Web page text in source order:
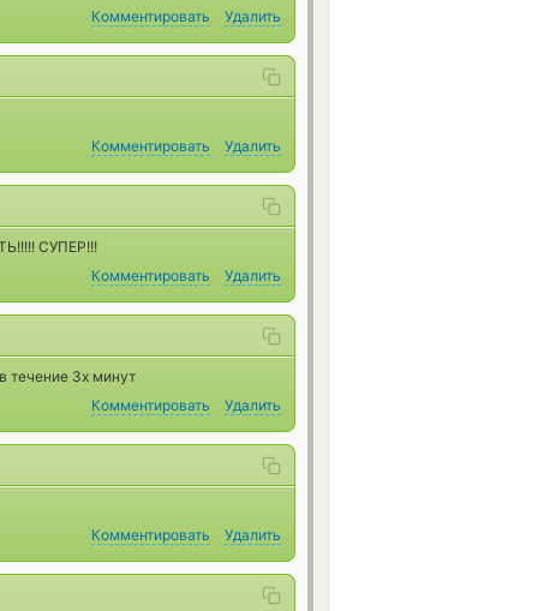
Комментировать Удалить
Комментировать Удалить
СУПЕР!!!
Комментировать
Удалить
течение 3х минут
Комментировать
Удалить
Комментировать Удалить